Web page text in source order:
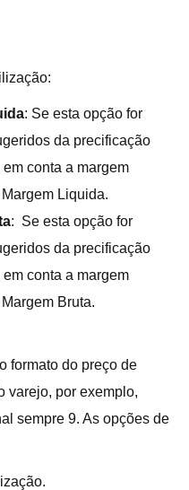
: Se esta opção for
da precificação
conta a margem
Liquida.
: Se esta opção for
da precificação
conta a margem
Bruta.
formato do preço de
varejo, por exemplo,
sempre 9. As opções de